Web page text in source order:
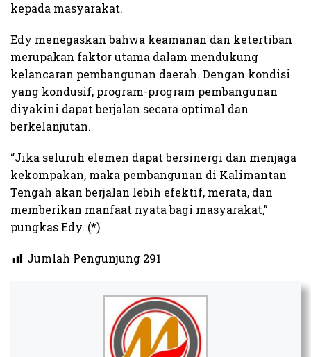
kepada masyarakat.
Edy menegaskan bahwa keamanan dan ketertiban
merupakan faktor utama dalam mendukung
kelancaran pembangunan daerah. Dengan kondisi
yang kondusif, program-program pembangunan
diyakini dapat berjalan secara optimal dan
berkelanjutan.
“Jika seluruh elemen dapat bersinergi dan menjaga
kekompakan, maka pembangunan di Kalimantan
Tengah akan berjalan lebih efektif, merata, dan
memberikan manfaat nyata bagi masyarakat,”
pungkas Edy. (*)
Jumlah Pengunjung 291